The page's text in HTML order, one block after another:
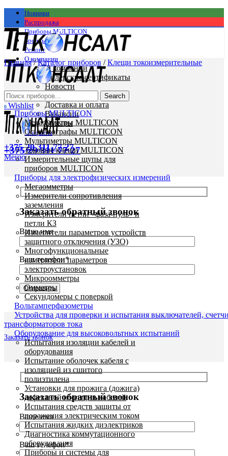
Новинки
Распродажа
Приборы MULTICON
Бренды
Ремонт
О компании
О компании
Дилерские сертификаты
Новости
Статьи
Доставка и оплата
Вакансии
Отзывы
Контакты
+375 29 311 77 27
Заказать обратный звонок
Ваше имя
Ваш телефон*
Заказать звонок
Заказать обратный звонок
Ваше имя
Ваш телефон*
Приборы MULTICON
Мегаомметры MULTICON
Осциллографы MULTICON
Мультиметры MULTICON
Токовые клещи MULTICON
Измерительные щупы для
приборов MULTICON
Приборы для электрофизических измерений
Мегаомметры
Измерители сопротивления
заземления
Измерители петли «фаза-нуль» и
петли КЗ
Измерители параметров устройств
защитного отключения (УЗО)
Многофункциональные
измерители параметров
электроустановок
Микроомметры
Омметры
Секундомеры с поверкой
Вольтамперфазометры
Устройства для проверки и испытания выключателей,
трансформаторов тока
Оборудование для высоковольтных испытаний
Испытания изоляции кабелей и
оборудования
Испытание оболочек кабеля с
изоляцией из сшитого
полиэтилена
Установки для прожига (дожига)
дефектной изоляции кабелей
Испытания средств защиты от
поражения электрическим током
Испытания жидких диэлектриков
Диагностика коммутационного
оборудования
Приборы и системы для
Search
0 Wishlist
+375 29 311 77 27
Меню
Главная/Каталог приборов /Клещи токоизмерительные